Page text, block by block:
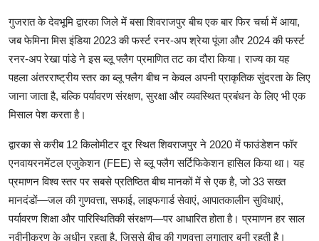
गुजरात के देवभूमि द्वारका जिले में बसा शिवराजपुर बीच एक बार फिर चर्चा में आया,
जब फेमिना मिस इंडिया 2023 की फर्स्ट रनर-अप श्रेया पूंजा और 2024 की फर्स्ट
रनर-अप रेखा पांडे ने इस ब्लू फ्लैग प्रमाणित तट का दौरा किया। राज्य का यह
पहला अंतरराष्ट्रीय स्तर का ब्लू फ्लैग बीच न केवल अपनी प्राकृतिक सुंदरता के लिए
जाना जाता है, बल्कि पर्यावरण संरक्षण, सुरक्षा और व्यवस्थित प्रबंधन के लिए भी एक
द्वारका से करीब 12 किलोमीटर दूर स्थित शिवराजपुर ने 2020 में फाउंडेशन फॉर
एनवायरनमेंटल एजुकेशन (FEE) से ब्लू फ्लैग सर्टिफिकेशन हासिल किया था। यह
प्रमाणन विश्व स्तर पर सबसे प्रतिष्ठित बीच मानकों में से एक है, जो 33 सख्त
मानदंडों—जल की गुणवत्ता, सफाई, लाइफगार्ड सेवाएं, आपातकालीन सुविधाएं,
पर्यावरण शिक्षा और पारिस्थितिकी संरक्षण—पर आधारित होता है। प्रमाणन हर साल